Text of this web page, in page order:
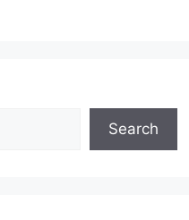
Search